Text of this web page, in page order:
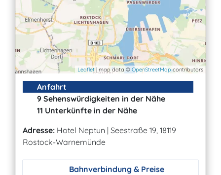
Leaflet | map data © OpenStreetMapcontributors
Anfahrt
9 Sehenswürdigkeiten in der Nähe
11 Unterkünfte in der Nähe
Adresse: Hotel Neptun | Seestraße 19, 18119
Rostock-Warnemünde
Bahnverbindung & Preise